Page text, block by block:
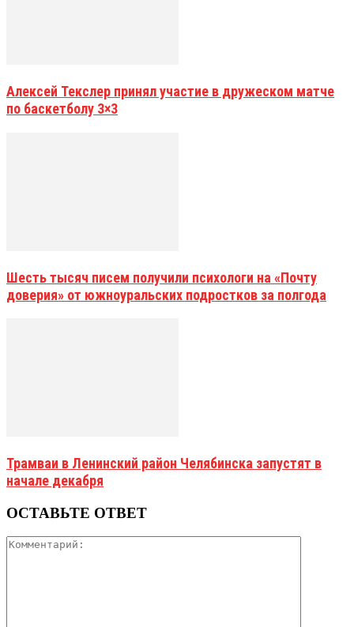
Алексей Текслер принял участие в дружеском матче
по баскетболу 3×3
Шесть тысяч писем получили психологи на «Почту
доверия» от южноуральских подростков за полгода
Трамваи в Ленинский район Челябинска запустят в
начале декабря
ОСТАВЬТЕ ОТВЕТ